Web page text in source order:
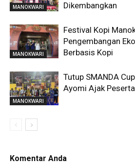
MANOKWARI
Dikembangkan
MANOKWARI
Festival Kopi
Pengembangan
Berbasis Kopi
MANOKWARI
Tutup SMANDA
Ayomi Ajak
Komentar Anda